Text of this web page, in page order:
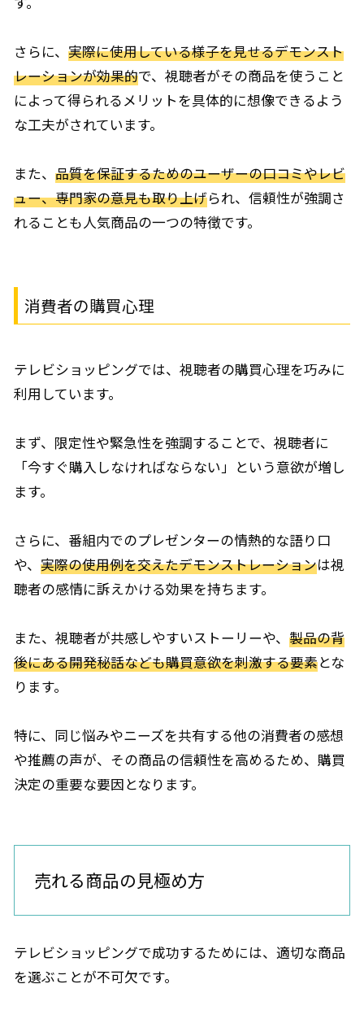
さらに、 実際に使用している様子を見せるデモンスト
レーションが効果的で、視聴者がその商品を使うこと
によって得られるメリットを具体的に想像できるよう
な工夫がされています。
また、 品質を保証するためのユーザーの口コミやレビ
ュー、専門家の意見も取り上げられ、信頼性が強調さ
れることも人気商品の一つの特徴です。
消費者の購買心理
テレビショッピングでは、視聴者の購買心理を巧みに
利用しています。
まず、限定性や緊急性を強調することで、視聴者に
「今すぐ購入しなければならない」という意欲が増し
ます。
さらに、番組内でのプレゼンターの情熱的な語り口
や、 実際の使用例を交えたデモンストレーションは視
聴者の感情に訴えかける効果を持ちます。
また、視聴者が共感しやすいストーリーや、 製品の背
後にある開発秘話なども購買意欲を刺激する要素とな
ります。
特に、同じ悩みやニーズを共有する他の消費者の感想
や推薦の声が、その商品の信頼性を高めるため、購買
決定の重要な要因となります。
売れる商品の見極め方
テレビショッピングで成功するためには、適切な商品
を選ぶことが不可欠です。